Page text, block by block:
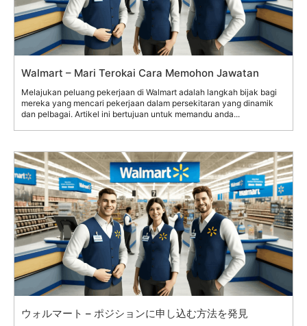
Walmart – Mari Terokai Cara Memohon Jawatan
Melajukan peluang pekerjaan di Walmart adalah langkah bijak bagi
mereka yang mencari pekerjaan dalam persekitaran yang dinamik
dan pelbagai. Artikel ini bertujuan untuk memandu anda...
ウォルマート – ポジションに申し込む方法を発見